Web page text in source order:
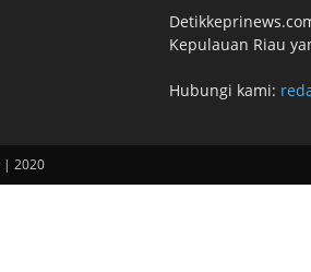
Kepulauan Riau
Hubungi kami:
| 2020